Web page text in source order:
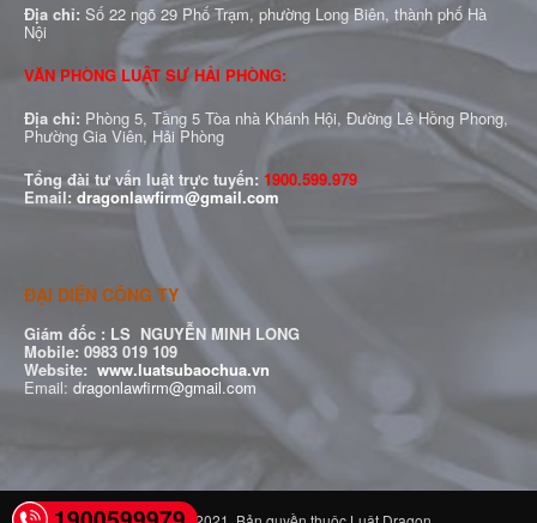
Địa chỉ: Số 22 ngõ 29 Phố Trạm, phường Long Biên, thành phố Hà
Nội
VĂN PHÒNG LUẬT SƯ HẢI PHÒNG:
Địa chỉ: Phòng 5, Tầng 5 Tòa nhà Khánh Hội, Đường Lê Hồng Phong,
Phường Gia Viên, Hải Phòng
Tổng đài tư vấn luật trực tuyến: 1900.599.979
Email: dragonlawfirm@gmail.com
ĐẠI DIỆN CÔNG TY
Giám đốc : LS NGUYỄN MINH LONG
Mobile: 0983 019 109
Website: www.luatsubaochua.vn
Email: dragonlawfirm@gmail.com